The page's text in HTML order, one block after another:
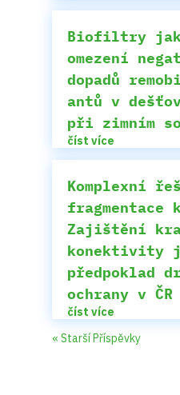
Biofiltry
omezení
dopadů
antů v
při zimním
číst více
Komplexní
fragmentace
Zajištění
konektivity
předpoklad
ochrany v ČR
číst více
« Starší Příspěvky